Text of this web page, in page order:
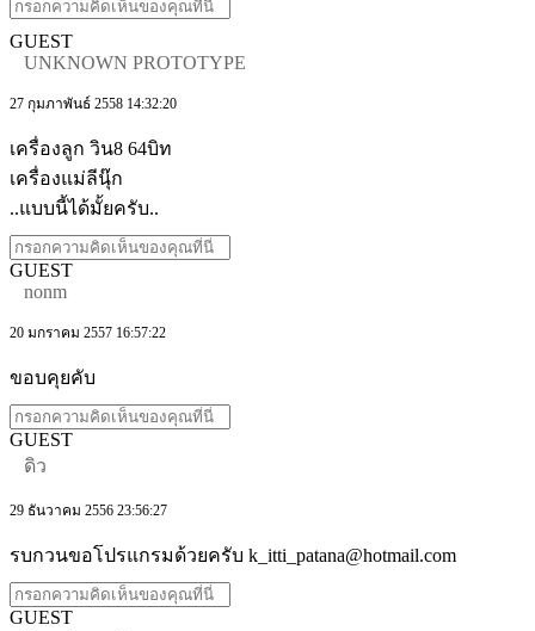
GUEST
UNKNOWN PROTOTYPE
27 กุมภาพันธ์ 2558 14:32:20
เครื่องลูก วิน8 64บิท
เครื่องแม่ลีนุ๊ก
..แบบนี้ได้มั้ยครับ..
GUEST
nonm
20 มกราคม 2557 16:57:22
ขอบคุยคับ
GUEST
ดิว
29 ธันวาคม 2556 23:56:27
รบกวนขอโปรแกรมด้วยครับ k_itti_patana@hotmail.com
GUEST